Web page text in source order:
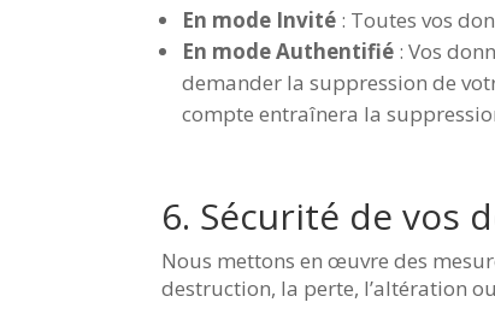
En mode Invité : Toutes vos
En mode Authentifié : Vos
demander la suppression de
compte entraînera la
6. Sécurité de vos
Nous mettons en œuvre des
destruction, la perte, l’altération